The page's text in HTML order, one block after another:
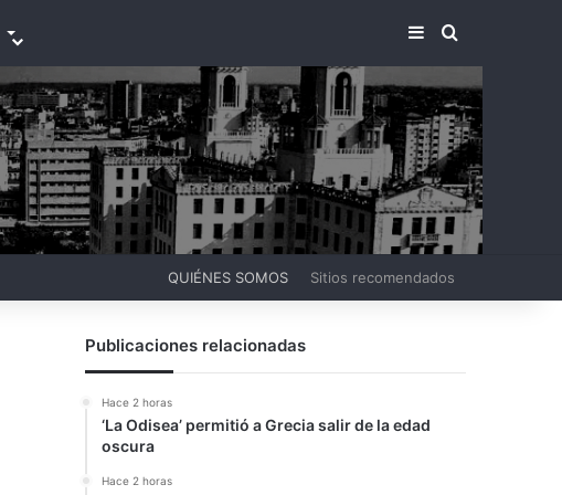
BARRA LATERAL
BUSCAR
QUIÉNES SOMOS Sitios recomendados
Publicaciones relacionadas
Hace 2 horas
‘La Odisea’ permitió a Grecia salir de la edad
oscura
Hace 2 horas